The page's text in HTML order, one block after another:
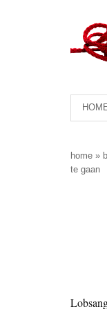
home »
te gaan